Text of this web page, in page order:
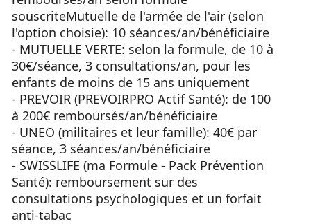
souscriteMutuelle de l'armée de l'air (selon
l'option choisie): 10 séances/an/bénéficiaire
- MUTUELLE VERTE: selon la formule, de 10 à
30€/séance, 3 consultations/an, pour les
enfants de moins de 15 ans uniquement
- PREVOIR (PREVOIRPRO Actif Santé): de 100
à 200€ remboursés/an/bénéficiaire
- UNEO (militaires et leur famille): 40€ par
séance, 3 séances/an/bénéficiaire
- SWISSLIFE (ma Formule - Pack Prévention
Santé): remboursement sur des
consultations psychologiques et un forfait
anti-tabac